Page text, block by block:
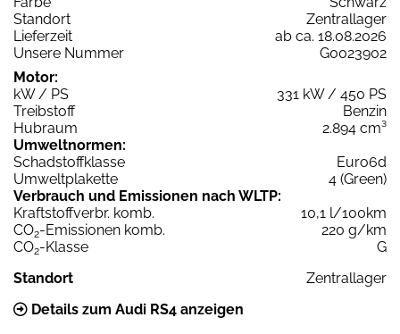
Standort
Zentrallager
Lieferzeit
ab ca. 18.08.2026
Unsere Nummer
G0023902
Motor:
kW / PS
331 kW / 450 PS
Treibstoff
Benzin
Hubraum
2.894 cm³
Umweltnormen:
Schadstoffklasse
Euro6d
Umweltplakette
4 (Green)
Verbrauch und Emissionen nach WLTP:
Kraftstoffverbr. komb.
10,1 l/100km
CO2-Emissionen komb.
220 g/km
CO2-Klasse
G
Standort
Zentrallager
Details zum Audi RS4 anzeigen